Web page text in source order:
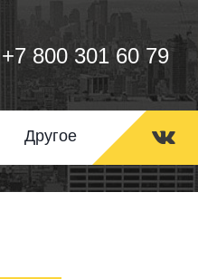
+7 800 301 60 79
Другое